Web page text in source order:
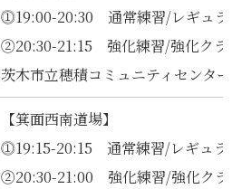
⓵19:00-20:30 通常練習/レギュラー
②20:30-21:15 強化練習/強化クラス
茨木市立穂積コミュニティセンター
【箕面西南道場】
⓵19:15-20:15 通常練習/レギュラー
②20:30-21:00 強化練習/強化クラス